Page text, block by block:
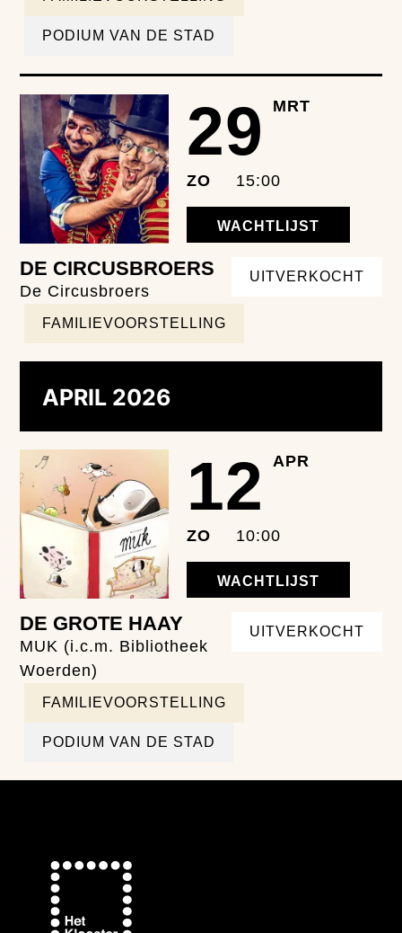
PODIUM VAN DE STAD
29 MRT
ZO 15:00
WACHTLIJST
DE CIRCUSBROERS
De Circusbroers
UITVERKOCHT
FAMILIEVOORSTELLING
APRIL 2026
12 APR
ZO 10:00
WACHTLIJST
DE GROTE HAAY
MUK (i.c.m. Bibliotheek
Woerden)
UITVERKOCHT
FAMILIEVOORSTELLING
PODIUM VAN DE STAD